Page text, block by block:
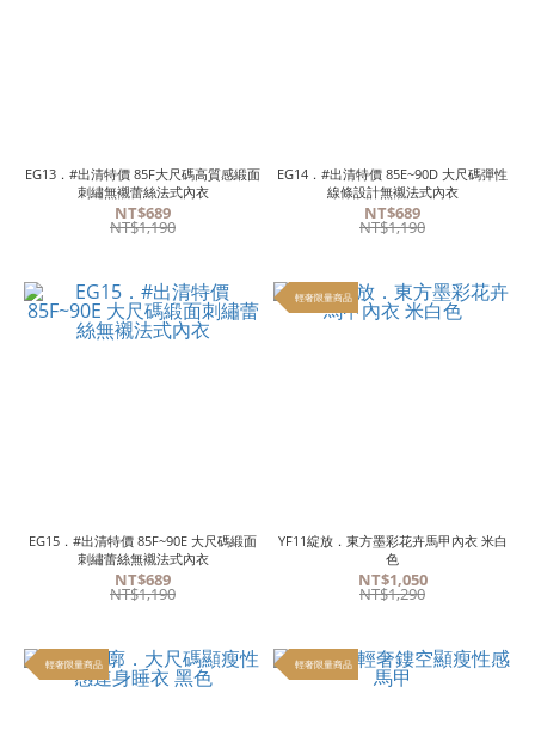
EG13．#出清特價 85F大尺碼高質感緞面
刺繡無襯蕾絲法式內衣
NT$689
NT$1,190
EG14．#出清特價 85E~90D 大尺碼彈性
線條設計無襯法式內衣
NT$689
NT$1,190
EG15．#出清特價 85F~90E 大尺碼緞面
刺繡蕾絲無襯法式內衣
NT$689
NT$1,190
輕奢限量商品
YF11綻放．東方墨彩花卉馬甲內衣 米白
色
NT$1,050
NT$1,290
輕奢限量商品 輕奢限量商品